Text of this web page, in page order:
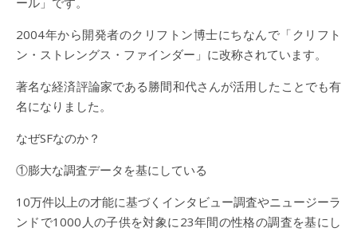
2004年から開発者のクリフトン博士にちなんで「クリフト
ン・ストレングス・ファインダー」に改称されています。
著名な経済評論家である勝間和代さんが活用したことでも有
名になりました。
なぜSFなのか？
①膨大な調査データを基にしている
10万件以上の才能に基づくインタビュー調査やニュージーラ
ンドで1000人の子供を対象に23年間の性格の調査を基にし